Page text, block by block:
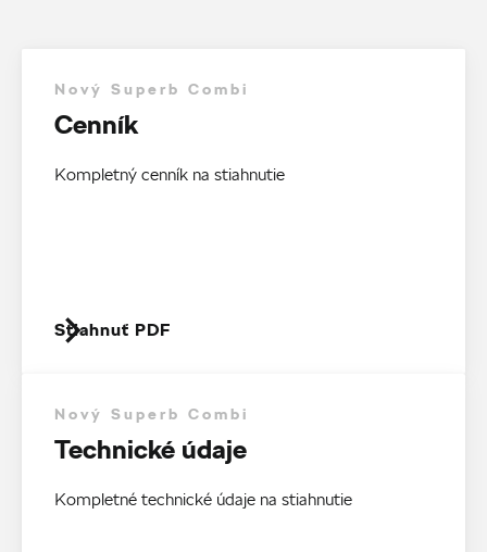
Nový Superb Combi
Cenník
Kompletný cenník na stiahnutie
Stiahnuť PDF
Nový Superb Combi
Technické údaje
Kompletné technické údaje na stiahnutie